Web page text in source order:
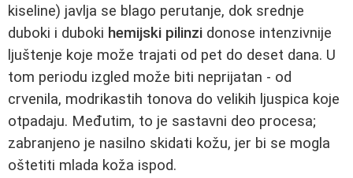
kiseline) javlja se blago perutanje, dok srednje
duboki i duboki hemijski pilinzi donose intenzivnije
ljuštenje koje može trajati od pet do deset dana. U
tom periodu izgled može biti neprijatan - od
crvenila, modrikastih tonova do velikih ljuspica koje
otpadaju. Međutim, to je sastavni deo procesa;
zabranjeno je nasilno skidati kožu, jer bi se mogla
oštetiti mlada koža ispod.